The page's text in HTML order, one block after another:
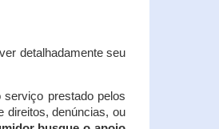
detalhadamente seu
prestado pelos
direitos, denúncias, ou